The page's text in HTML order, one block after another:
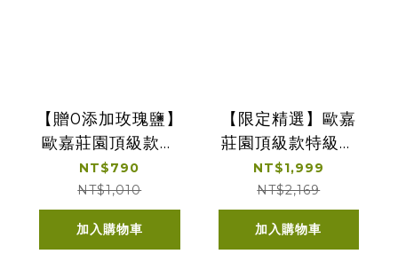
【贈0添加玫瑰鹽】
歐嘉莊園頂級款特
級冷壓初榨橄欖油
500ml贈粉紅玫瑰
鹽撒式細鹽 200g*1
入
NT$790
NT$1,010
加入購物車
【限定精選】歐嘉
莊園頂級款特級冷
壓初榨橄欖油品種
500ml+典釀義大利
經典十年巴薩米克
醋/100ml
NT$1,999
NT$2,169
加入購物車